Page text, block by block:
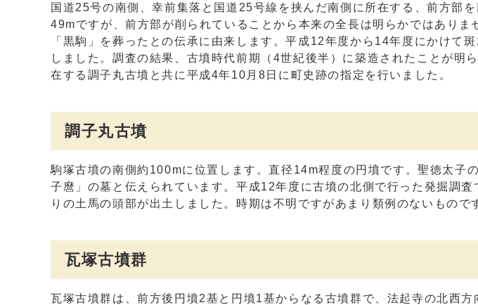
国道25号の南側、幸前集落と国道25号線を挟んだ南側に所在する、前方部
49mですが、前方部が削られていることから本来の全長は明らかではありま
「黒駒」を葬ったとの伝承に由来します。平成12年度から14年度にかけて
しました。調査の結果、古墳時代前期（4世紀後半）に築造されたことが明
在する調子丸古墳と共に平成4年10月8日に町史跡の指定を行いました。
調子丸古墳
駒塚古墳の南側約100mに位置します。直径14m程度の円墳です。聖徳太子
子麿」の墓と伝えられています。平成12年度に古墳の北側で行った発掘調
りの土馬の頭部が出土しました。時期は不明ですがあまり類例のないもので
瓦塚古墳群
瓦塚古墳群は、前方後円墳2基と円墳1基からなる古墳群で、法起寺の北西